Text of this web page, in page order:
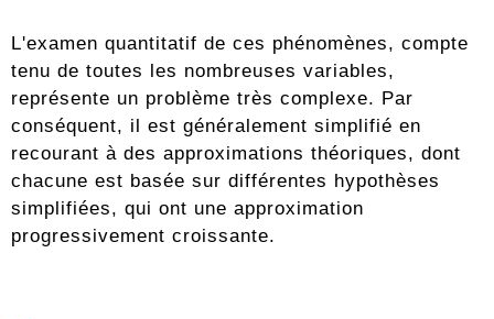
L'examen quantitatif de ces phénomènes, compte
tenu de toutes les nombreuses variables,
représente un problème très complexe. Par
conséquent, il est généralement simplifié en
recourant à des approximations théoriques, dont
chacune est basée sur différentes hypothèses
simplifiées, qui ont une approximation
progressivement croissante.